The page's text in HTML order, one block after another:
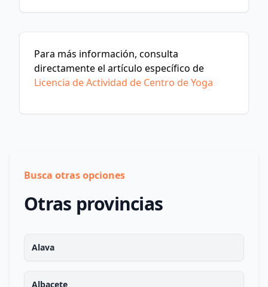
Para más información, consulta
directamente el artículo específico de
Licencia de Actividad de Centro de Yoga
Busca otras opciones
Otras provincias
Alava
Albacete